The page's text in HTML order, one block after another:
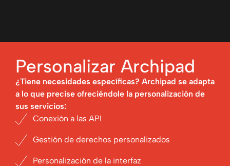
Personalizar Archipad
¿Tiene necesidades específicas? Archipad se adapta
a lo que precise ofreciéndole la personalización de
sus servicios:
Conexión a las API
Gestión de derechos personalizados
Personalización de la interfaz